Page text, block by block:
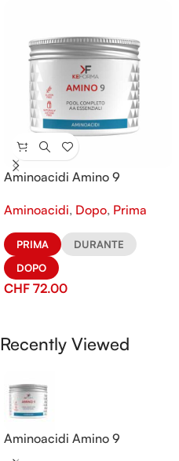
Aminoacidi Amino 9
Aminoacidi, Dopo, Prima
PRIMA
DURANTE
DOPO
CHF 72.00
Recently Viewed
Aminoacidi Amino 9